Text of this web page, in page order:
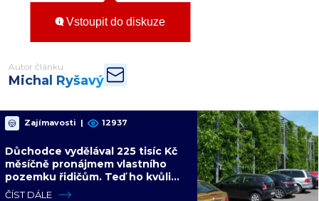
Vstoupit do diskuze
Autor článku
Michal Ryšavý
Zajímavosti | 12937
Důchodce vydělával 225 tisíc Kč
měsíčně pronájmem vlastního
pozemku řidičům. Teď ho kvůli
tomu čeká soud
ČÍST DÁLE